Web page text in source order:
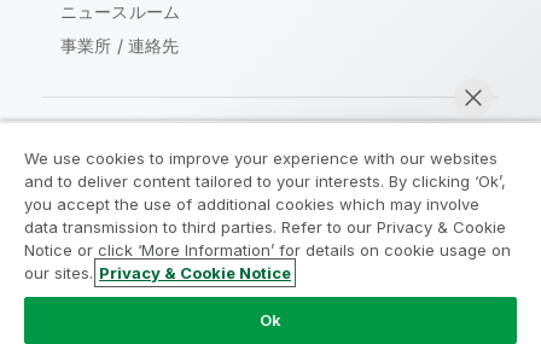
ニュースルーム
事業所 / 連絡先
Qlik コミュニティ
法的契約 製品規約
Legal Policies
リーガルポリシー
利用規約
Do Not Share My Info
Copyright © 1993-2026 QlikTech International AB.無断複写・
We use cookies to improve your experience with our websites
and to deliver content tailored to your interests. By clicking ‘Ok’,
you accept the use of additional cookies which may involve
data transmission to third parties. Refer to our Privacy & Cookie
Notice or click ‘More Information’ for details on cookie usage on
our sites. Privacy & Cookie Notice
Ok